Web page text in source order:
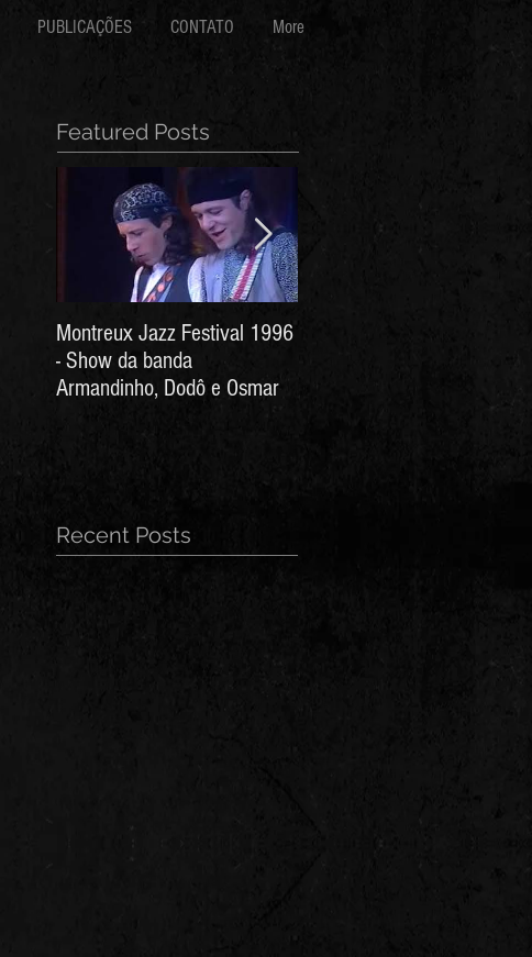
PUBLICAÇÕES CONTATO More
Featured Posts
Montreux Jazz Festival 1996
- Show da banda
Armandinho, Dodô e Osmar
Recent Posts